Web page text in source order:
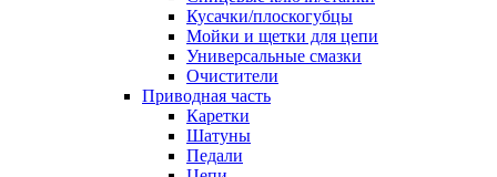
Кусачки/плоскогубцы
Мойки и щетки для цепи
Универсальные смазки
Очистители
Приводная часть
Каретки
Шатуны
Педали